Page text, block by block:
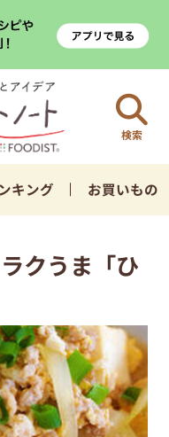
検索
キング お買いもの
クうま「ひ